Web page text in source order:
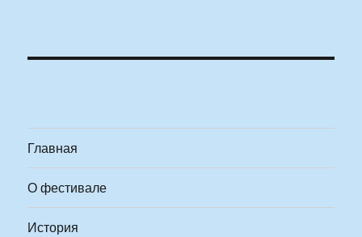
Главная
О фестивале
История